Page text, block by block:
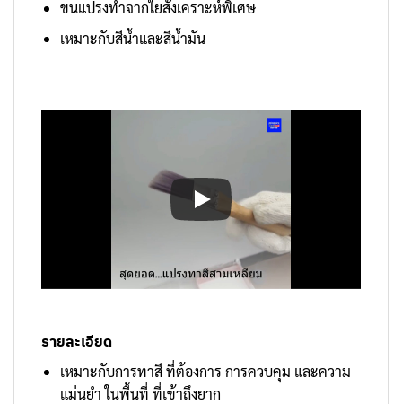
ขนแปรงทำจากใยสังเคราะห์พิเศษ
เหมาะกับสีน้ำและสีน้ำมัน
รายละเอียด
เหมาะกับการทาสี ที่ต้องการ การควบคุม และความ
แม่นยำ ในพื้นที่ ที่เข้าถึงยาก